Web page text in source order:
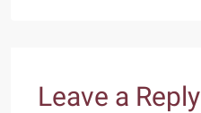
Leave a Reply